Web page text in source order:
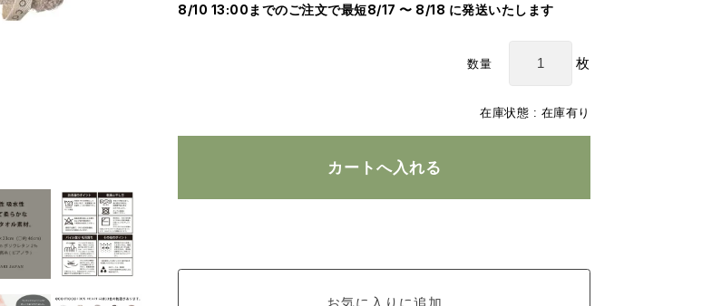
在庫状態 : 在庫有り
8/10 13:00までのご注文で最短8/17 〜 8/18 に発送いたします
数量 枚